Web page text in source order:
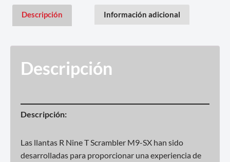
Descripción Información adicional
Descripción
Descripción:
Las llantas R Nine T Scrambler M9-SX han sido
desarrolladas para proporcionar una experiencia de